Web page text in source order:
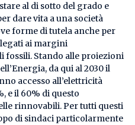
al di sotto del grado e
dare vita a una società
forme di tutela anche per
ai margini
fossili. Stando alle proiezioni
da qui al 2030 il
accesso all’elettricità
e il 60% di questo
rinnovabili. Per tutti questi
di sindaci particolarmente